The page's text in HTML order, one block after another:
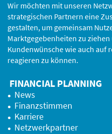
Wir möchten mit unseren
strategischen Partnern eine
gestalten, um gemeinsam
Marktgegebenheiten zu
Kundenwünsche wie auch auf
reagieren zu können.
FINANCIAL PLANNING
News
Finanzstimmen
Karriere
Netzwerkpartner